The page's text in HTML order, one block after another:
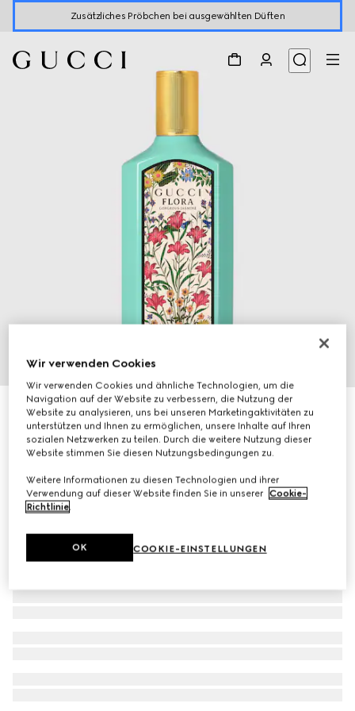
Zusätzliches Pröbchen bei ausgewählten Düften
Gucci Flora Gorgeous Jasmine, 100 ml, Eau de Parfum
€ 164
Wir verwenden Cookies
Wir verwenden Cookies und ähnliche Technologien, um die
Navigation auf der Website zu verbessern, die Nutzung der
Website zu analysieren, uns bei unseren Marketingaktivitäten zu
unterstützen und Ihnen zu ermöglichen, unsere Inhalte auf Ihren
sozialen Netzwerken zu teilen. Durch die weitere Nutzung dieser
Website stimmen Sie diesen Nutzungsbedingungen zu.
Weitere Informationen zu diesen Technologien und ihrer
Verwendung auf dieser Website finden Sie in unserer Cookie-
Richtlinie.
COOKIE-EINSTELLUNGEN
OK